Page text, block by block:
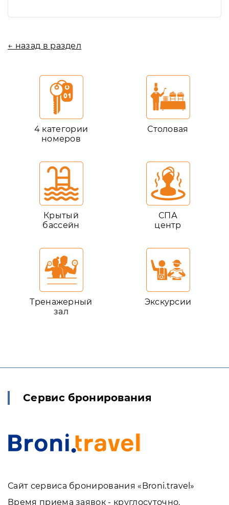
← назад в раздел
4 категории
номеров
Столовая
Крытый
бассейн
СПА
центр
Тренажерный
зал
Экскурсии
Сервис бронирования
Сайт сервиса бронирования «Broni.travel»
Время приема заявок - круглосуточно.